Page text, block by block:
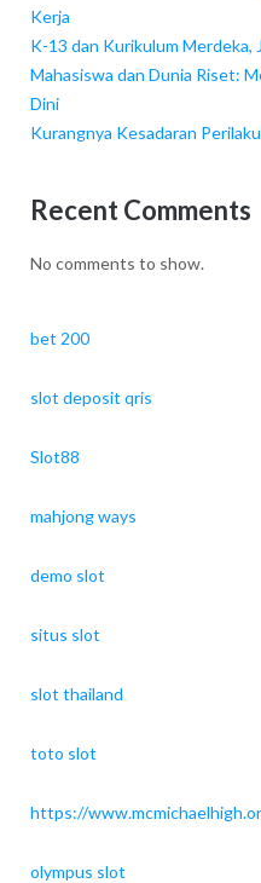
Kerja
K-13 dan Kurikulum Merdeka,
Mahasiswa dan Dunia Riset:
Dini
Kurangnya Kesadaran
Recent Comments
No comments to show.
bet 200
slot deposit qris
Slot88
mahjong ways
demo slot
situs slot
slot thailand
toto slot
https://
olympus slot